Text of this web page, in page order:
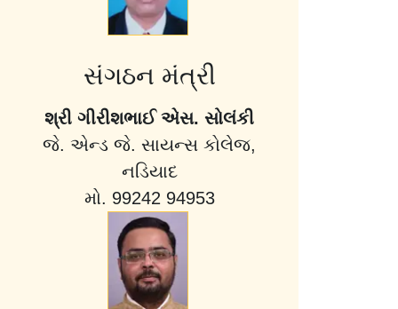
સંગઠન મંત્રી
શ્રી ગીરીશભાઈ એસ. સોલંકી
જે. એન્ડ જે. સાયન્સ કોલેજ,
નડિયાદ
મો. 99242 94953